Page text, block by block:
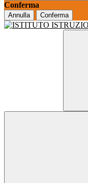
Conferma
Annulla Conferma